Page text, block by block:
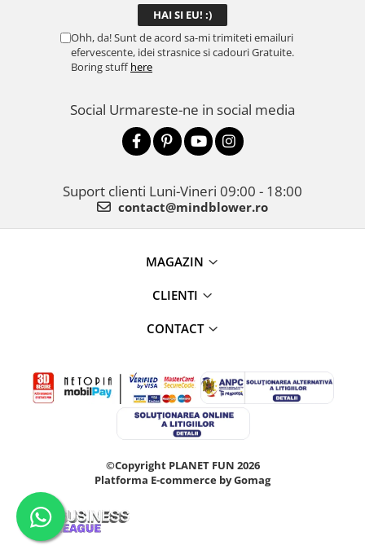
Ohh, da! Sunt de acord sa-mi trimiteti emailuri
efervescente, idei strasnice si cadouri Gratuite.
Boring stuffhere
Social Urmareste-ne in social media
Suport clienti Luni-Vineri 09:00 - 18:00
contact@mindblower.ro
MAGAZIN
CLIENTI
CONTACT
©Copyright PLANET FUN 2026
Platforma E-commerce by Gomag